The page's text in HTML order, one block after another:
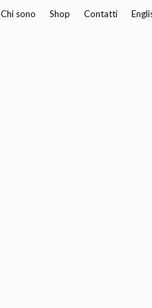
Chi sono Shop Contatti